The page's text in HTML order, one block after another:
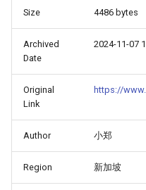
Size 4486 bytes
Archived
Date
2024-11-07
Original
Link
https://
Author 小郑
Region 新加坡